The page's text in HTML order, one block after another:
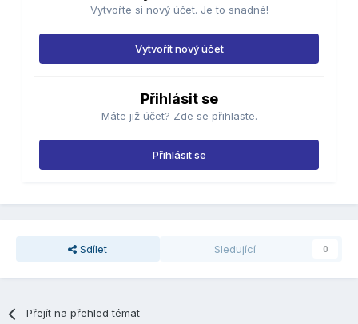
Vytvořte si nový účet. Je to snadné!
Vytvořit nový účet
Přihlásit se
Máte již účet? Zde se přihlaste.
Přihlásit se
Sdílet Sledující 0
Přejít na přehled témat